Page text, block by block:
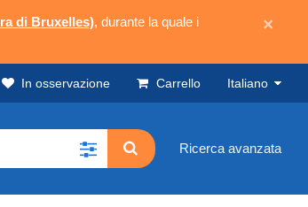
di Bruxelles), durante la quale i
×
In osservazione Carrello Italiano
Ricerca avanzata